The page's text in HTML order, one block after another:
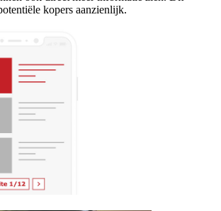
kopers aanzienlijk.